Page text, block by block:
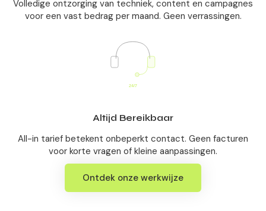
Volledige ontzorging van techniek, content en campagnes
voor een vast bedrag per maand. Geen verrassingen.
Altijd Bereikbaar
All-in tarief betekent onbeperkt contact. Geen facturen
voor korte vragen of kleine aanpassingen.
Ontdek onze werkwijze